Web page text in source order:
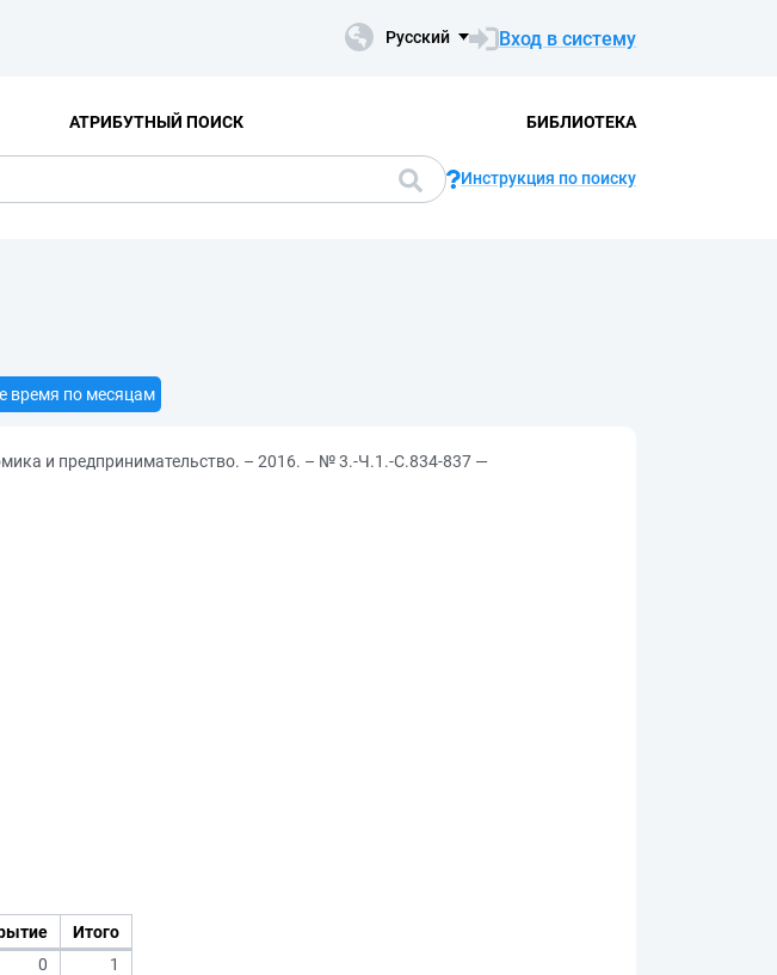
Русский Вход в систему
АТРИБУТНЫЙ ПОИСК БИБЛИОТЕКА
Инструкция по поиску
время по месяцам
и предпринимательство. – 2016. – № 3.-Ч.1.-С.834-837 —
Итого
0
1